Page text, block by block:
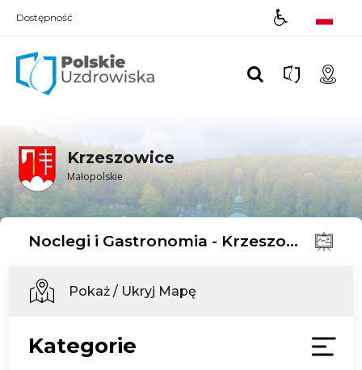
Dostępność
Krzeszowice
Małopolskie
Noclegi i Gastronomia - Krzeszowice
Pokaż / Ukryj Mapę
Kategorie